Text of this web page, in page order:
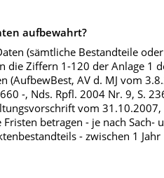
aufbewahrt?
(sämtliche Bestandteile oder
die Ziffern 1-120 der Anlage 1
(AufbewBest, AV d. MJ vom
-, Nds. Rpfl. 2004 Nr. 9, S.
vom 31.10.2007,
betragen - je nach Sach-
- zwischen 1 Jahr